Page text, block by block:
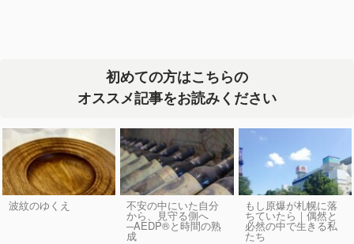
初めての方はこちらの
オススメ記事をお読みください
波紋のゆくえ 不安の中にいた自分
から、見守る側へ
─AEDP®︎と時間の熟
成
もし原爆が札幌に落
ちていたら｜偶然と
必然の中で生きる私
たち